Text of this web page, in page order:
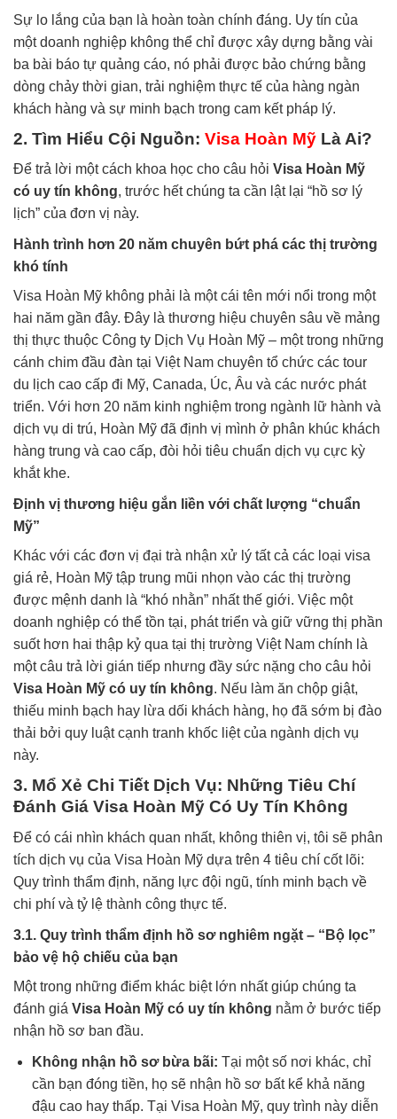
Sự lo lắng của bạn là hoàn toàn chính đáng. Uy tín của
một doanh nghiệp không thể chỉ được xây dựng bằng vài
ba bài báo tự quảng cáo, nó phải được bảo chứng bằng
dòng chảy thời gian, trải nghiệm thực tế của hàng ngàn
khách hàng và sự minh bạch trong cam kết pháp lý.
2. Tìm Hiểu Cội Nguồn: Visa Hoàn Mỹ Là Ai?
Để trả lời một cách khoa học cho câu hỏi Visa Hoàn Mỹ
có uy tín không, trước hết chúng ta cần lật lại “hồ sơ lý
lịch” của đơn vị này.
Hành trình hơn 20 năm chuyên bứt phá các thị trường
khó tính
Visa Hoàn Mỹ không phải là một cái tên mới nổi trong một
hai năm gần đây. Đây là thương hiệu chuyên sâu về mảng
thị thực thuộc Công ty Dịch Vụ Hoàn Mỹ – một trong những
cánh chim đầu đàn tại Việt Nam chuyên tổ chức các tour
du lịch cao cấp đi Mỹ, Canada, Úc, Âu và các nước phát
triển. Với hơn 20 năm kinh nghiệm trong ngành lữ hành và
dịch vụ di trú, Hoàn Mỹ đã định vị mình ở phân khúc khách
hàng trung và cao cấp, đòi hỏi tiêu chuẩn dịch vụ cực kỳ
khắt khe.
Định vị thương hiệu gắn liền với chất lượng “chuẩn
Mỹ”
Khác với các đơn vị đại trà nhận xử lý tất cả các loại visa
giá rẻ, Hoàn Mỹ tập trung mũi nhọn vào các thị trường
được mệnh danh là “khó nhằn” nhất thế giới. Việc một
doanh nghiệp có thể tồn tại, phát triển và giữ vững thị phần
suốt hơn hai thập kỷ qua tại thị trường Việt Nam chính là
một câu trả lời gián tiếp nhưng đầy sức nặng cho câu hỏi
Visa Hoàn Mỹ có uy tín không. Nếu làm ăn chộp giật,
thiếu minh bạch hay lừa dối khách hàng, họ đã sớm bị đào
thải bởi quy luật cạnh tranh khốc liệt của ngành dịch vụ
này.
3. Mổ Xẻ Chi Tiết Dịch Vụ: Những Tiêu Chí
Đánh Giá Visa Hoàn Mỹ Có Uy Tín Không
Để có cái nhìn khách quan nhất, không thiên vị, tôi sẽ phân
tích dịch vụ của Visa Hoàn Mỹ dựa trên 4 tiêu chí cốt lõi:
Quy trình thẩm định, năng lực đội ngũ, tính minh bạch về
chi phí và tỷ lệ thành công thực tế.
3.1. Quy trình thẩm định hồ sơ nghiêm ngặt – “Bộ lọc”
bảo vệ hộ chiếu của bạn
Một trong những điểm khác biệt lớn nhất giúp chúng ta
đánh giá Visa Hoàn Mỹ có uy tín không nằm ở bước tiếp
nhận hồ sơ ban đầu.
Không nhận hồ sơ bừa bãi: Tại một số nơi khác, chỉ
cần bạn đóng tiền, họ sẽ nhận hồ sơ bất kể khả năng
đậu cao hay thấp. Tại Visa Hoàn Mỹ, quy trình này diễn